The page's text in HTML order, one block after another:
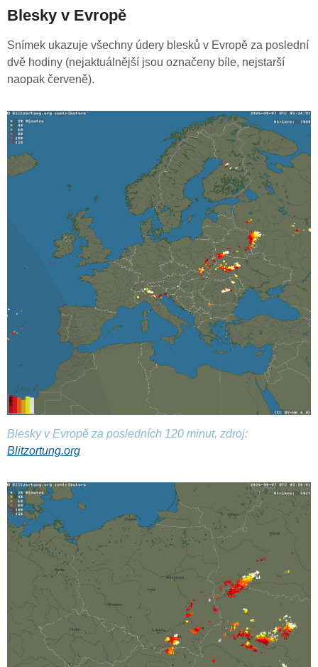
Blesky v Evropě
Snímek ukazuje všechny údery blesků v Evropě za poslední
dvě hodiny (nejaktuálnější jsou označeny bíle, nejstarší
naopak červeně).
Blesky v Evropě za posledních 120 minut, zdroj:
Blitzortung.org